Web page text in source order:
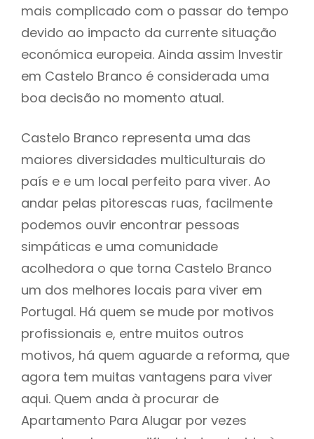
mais complicado com o passar do tempo
devido ao impacto da currente situação
económica europeia. Ainda assim Investir
em Castelo Branco é considerada uma
boa decisão no momento atual.
Castelo Branco representa uma das
maiores diversidades multiculturais do
país e e um local perfeito para viver. Ao
andar pelas pitorescas ruas, facilmente
podemos ouvir encontrar pessoas
simpáticas e uma comunidade
acolhedora o que torna Castelo Branco
um dos melhores locais para viver em
Portugal. Há quem se mude por motivos
profissionais e, entre muitos outros
motivos, há quem aguarde a reforma, que
agora tem muitas vantagens para viver
aqui. Quem anda à procurar de
Apartamento Para Alugar por vezes